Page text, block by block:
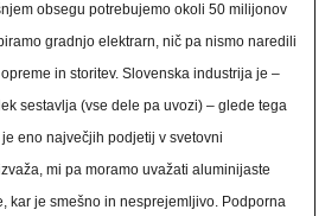
obsegu potrebujemo okoli 50 milijonov
gradnjo elektrarn, nič pa nismo naredili
in storitev. Slovenska industrija je –
sestavlja (vse dele pa uvozi) – glede tega
eno največjih podjetij v svetovni
mi pa moramo uvažati aluminijaste
kar je smešno in nesprejemljivo. Podporna